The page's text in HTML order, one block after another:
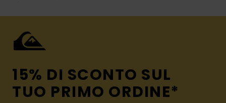
15% DI SCONTO SUL
TUO PRIMO ORDINE*